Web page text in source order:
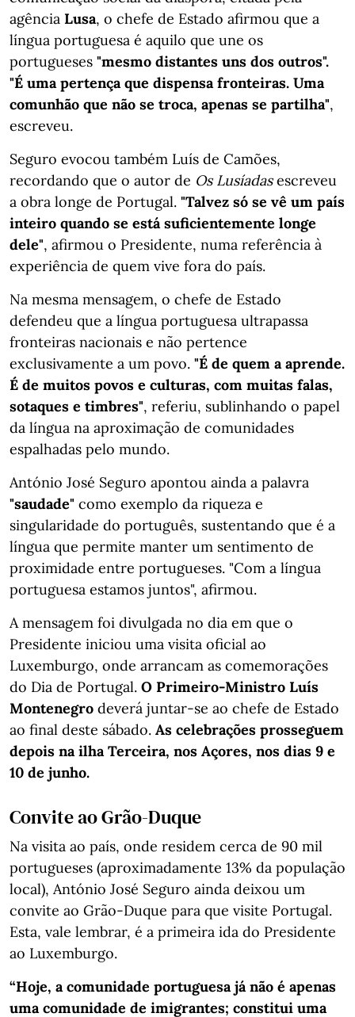
agência Lusa, o chefe de Estado afirmou que a
língua portuguesa é aquilo que une os
portugueses "mesmo distantes uns dos outros".
"É uma pertença que dispensa fronteiras. Uma
comunhão que não se troca, apenas se partilha",
escreveu.
Seguro evocou também Luís de Camões,
recordando que o autor de Os Lusíadasescreveu
a obra longe de Portugal. "Talvez só se vê um país
inteiro quando se está suficientemente longe
dele", afirmou o Presidente, numa referência à
experiência de quem vive fora do país.
Na mesma mensagem, o chefe de Estado
defendeu que a língua portuguesa ultrapassa
fronteiras nacionais e não pertence
exclusivamente a um povo. "É de quem a aprende.
É de muitos povos e culturas, com muitas falas,
sotaques e timbres", referiu, sublinhando o papel
da língua na aproximação de comunidades
espalhadas pelo mundo.
António José Seguro apontou ainda a palavra
"saudade" como exemplo da riqueza e
singularidade do português, sustentando que é a
língua que permite manter um sentimento de
proximidade entre portugueses. "Com a língua
portuguesa estamos juntos", afirmou.
A mensagem foi divulgada no dia em que o
Presidente iniciou uma visita oficial ao
Luxemburgo, onde arrancam as comemorações
do Dia de Portugal. O Primeiro-Ministro Luís
Montenegro deverá juntar-se ao chefe de Estado
ao final deste sábado. As celebrações prosseguem
depois na ilha Terceira, nos Açores, nos dias 9 e
10 de junho.
Convite ao Grão-Duque
Na visita ao país, onde residem cerca de 90 mil
portugueses (aproximadamente 13% da população
local), António José Seguro ainda deixou um
convite ao Grão-Duque para que visite Portugal.
Esta, vale lembrar, é a primeira ida do Presidente
ao Luxemburgo.
“Hoje, a comunidade portuguesa já não é apenas
uma comunidade de imigrantes; constitui uma